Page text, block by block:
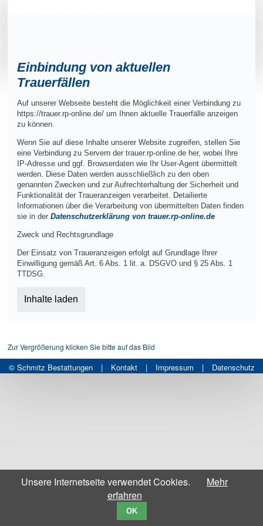
Einbindung von aktuellen
Trauerfällen
Auf unserer Webseite besteht die Möglichkeit einer Verbindung zu
https://trauer.rp-online.de/ um Ihnen aktuelle Trauerfälle anzeigen
zu können.
Wenn Sie auf diese Inhalte unserer Website zugreifen, stellen Sie
eine Verbindung zu Servern der trauer.rp-online.de her, wobei Ihre
IP-Adresse und ggf. Browserdaten wie Ihr User-Agent übermittelt
werden. Diese Daten werden ausschließlich zu den oben
genannten Zwecken und zur Aufrechterhaltung der Sicherheit und
Funktionalität der Traueranzeigen verarbeitet. Detailierte
Informationen über die Verarbeitung von übermittelten Daten finden
sie in derDatenschutzerklärung von trauer.rp-online.de
Zweck und Rechtsgrundlage
Der Einsatz von Traueranzeigen erfolgt auf Grundlage Ihrer
Einwilligung gemäß Art. 6 Abs. 1 lit. a. DSGVO und § 25 Abs. 1
TTDSG.
Inhalte laden
Zur Vergrößerung klicken Sie bitte auf das Bild
© Schmitz Bestattungen | Kontakt | Impressum | Datenschutz
Unsere Internetseite verwendet Cookies.
Mehr
erfahren
OK